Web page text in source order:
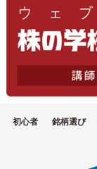
初心者 銘柄選び